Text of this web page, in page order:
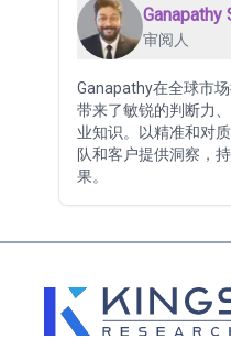
Ganapathy
审阅人
Ganapathy在全球市
带来了敏锐的判断力
业知识。以精准和对
队和客户提供洞察，
果。